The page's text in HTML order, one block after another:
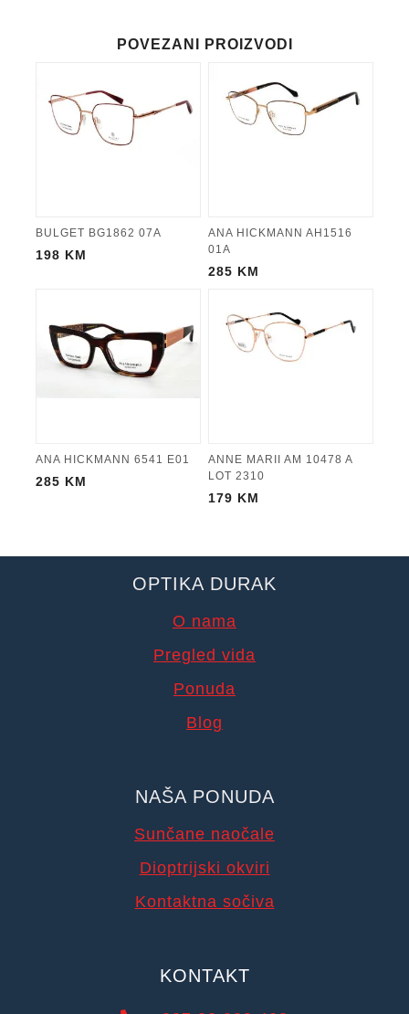
POVEZANI PROIZVODI
BULGET BG1862 07A
198 KM
ANA HICKMANN AH1516
01A
285 KM
ANA HICKMANN 6541 E01
285 KM
ANNE MARII AM 10478 A
LOT 2310
179 KM
OPTIKA DURAK
O nama
Pregled vida
Ponuda
Blog
NAŠA PONUDA
Sunčane naočale
Dioptrijski okviri
Kontaktna sočiva
KONTAKT